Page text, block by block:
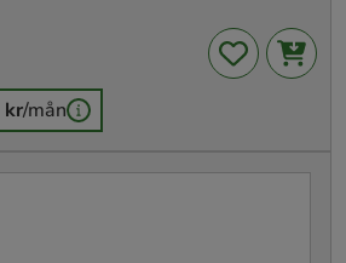
kr/mån